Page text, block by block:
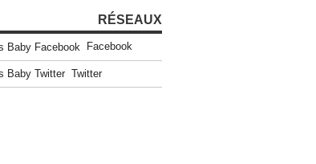
RÉSEAUX
Facebook
Twitter